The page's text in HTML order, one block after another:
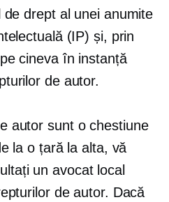
drept al unei anumite
(IP) și, prin
cineva în instanță
de autor.
autor sunt o chestiune
la o țară la alta, vă
un avocat local
de autor. Dacă